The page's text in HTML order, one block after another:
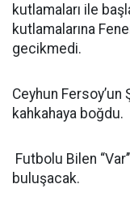
kutlamaları ile
kutlamalarına
gecikmedi.
Ceyhun
kahkahaya boğdu.
Futbolu Bilen
buluşacak.